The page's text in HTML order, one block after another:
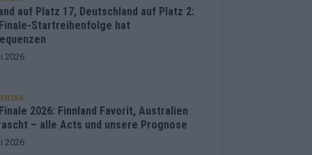
auf Platz 17, Deutschland auf Platz 2:
Startreihenfolge hat
2026
2026: Finnland Favorit, Australien
– alle Acts und unsere Prognose
2026